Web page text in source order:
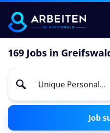
169 Jobs in
Job